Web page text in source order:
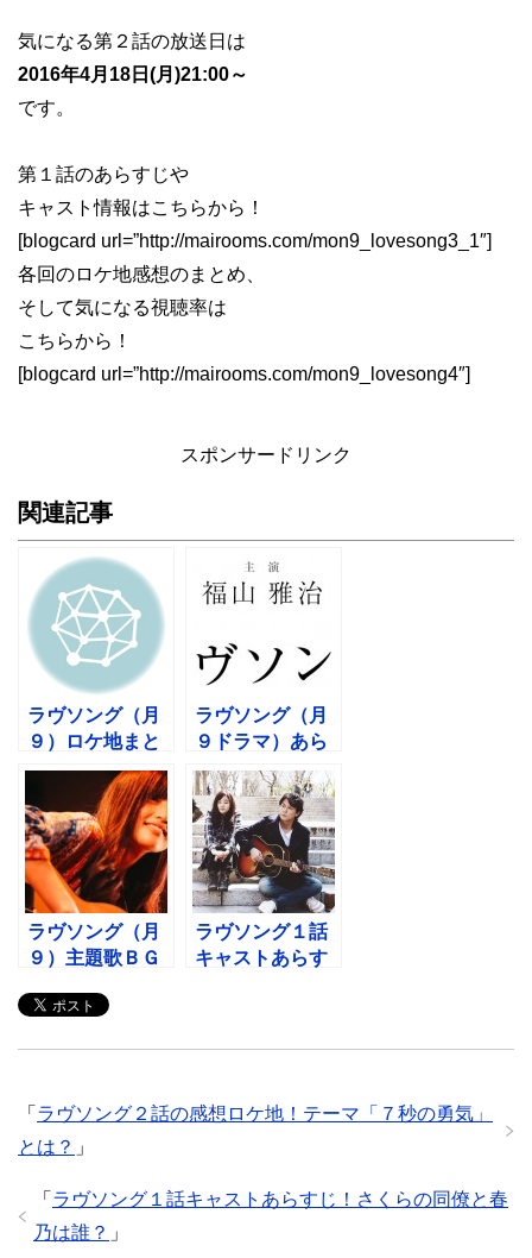
気になる第２話の放送日は
2016年4月18日(月)21:00～
です。
第１話のあらすじや
キャスト情報はこちらから！
[blogcard url=”http://mairooms.com/mon9_lovesong3_1″]
各回のロケ地感想のまとめ、
そして気になる視聴率は
こちらから！
[blogcard url=”http://mairooms.com/mon9_lovesong4″]
スポンサードリンク
関連記事
ラヴソング（月
９）ロケ地まと
め！感想視聴率
も随時更新！
ラヴソング（月
９ドラマ）あら
すじ原作！いつ
から放送？
ラヴソング（月
９）主題歌ＢＧ
「恋の中」！
ラヴソング１話
キャストあらす
「 ラヴソング２話の感想ロケ地！テーマ「７秒の勇気」
とは？ 」
「 ラヴソング１話キャストあらすじ！さくらの同僚と春
乃は誰？ 」